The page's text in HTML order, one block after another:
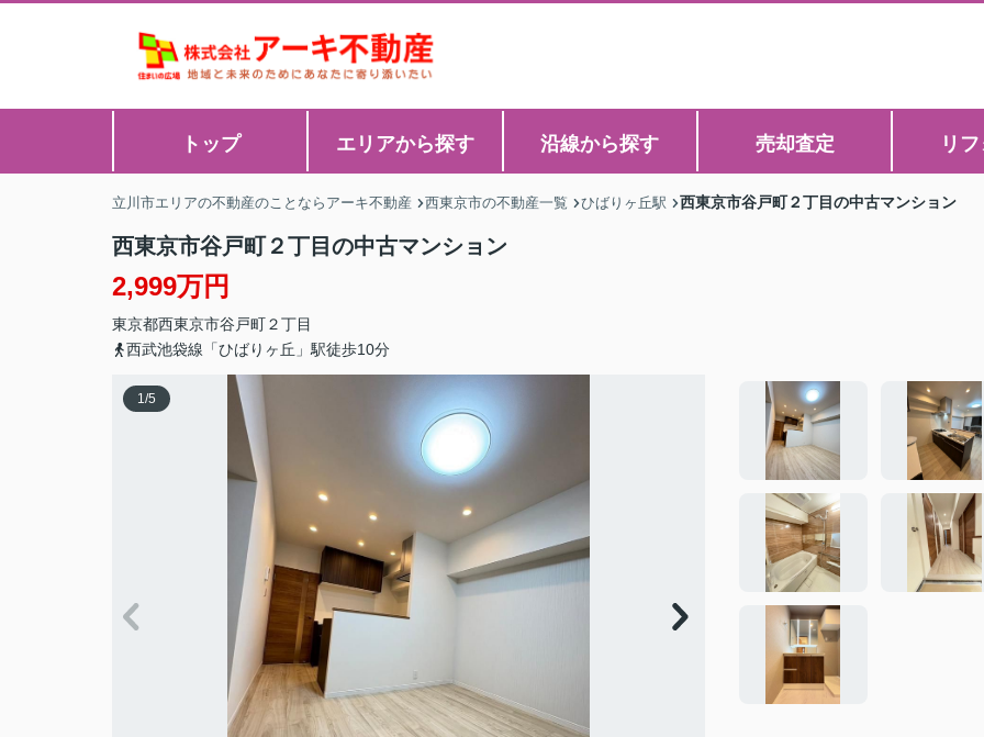
トップ エリアから探す 沿線から探す 売却査定 リ
立川市エリアの不動産のことならアーキ不動産 西東京市の不動産一覧 ひばりヶ丘駅 西東京市谷戸町２丁目の中古マンション
西東京市谷戸町２丁目の中古マンション
2,999万円
東京都西東京市谷戸町２丁目
西武池袋線「ひばりヶ丘」駅徒歩10分
1/5